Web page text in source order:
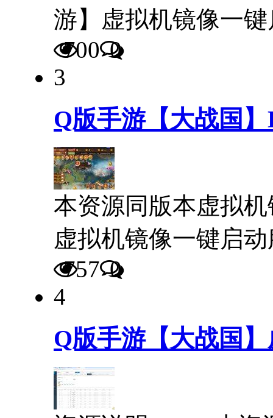
游】虚拟机镜像一
700 0
3
Q版手游【大战国
本资源同版本虚拟
虚拟机镜像一键启
757 0
4
Q版手游【大战国